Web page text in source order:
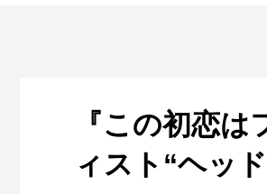
『この初恋
ィスト“ヘッ